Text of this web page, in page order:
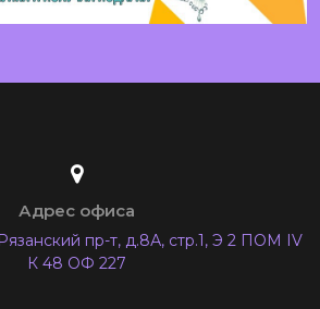
Адрес офиса
пр-т, д.8А, стр.1, Э 2 ПОМ IV
К 48 ОФ 227